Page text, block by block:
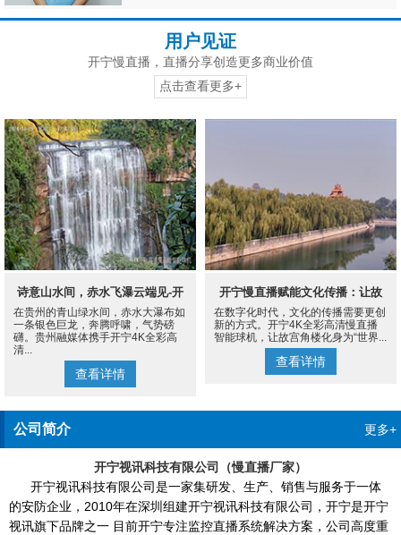
用户见证
开宁慢直播，直播分享创造更多商业价值
点击查看更多+
诗意山水间，赤水飞瀑云端见-开
宁4K慢直播摄像机
在贵州的青山绿水间，赤水大瀑布如
一条银色巨龙，奔腾呼啸，气势磅
礴。贵州融媒体携手开宁4K全彩高
清...
查看详情
开宁慢直播赋能文化传播：让故
宫角楼成为世界的文化客厅
在数字化时代，文化的传播需要更创
新的方式。开宁4K全彩高清慢直播
智能球机，让故宫角楼化身为“世界...
查看详情
公司简介 更多+
开宁视讯科技有限公司（慢直播厂家）
开宁视讯科技有限公司是一家集研发、生产、销售与服务于一体
的安防企业，2010年在深圳组建开宁视讯科技有限公司，开宁是开宁
视讯旗下品牌之一 目前开宁专注监控直播系统解决方案，公司高度重